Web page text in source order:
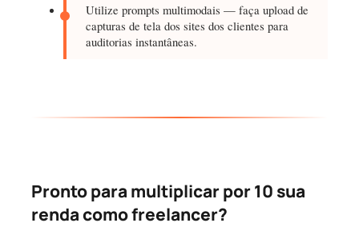
Utilize prompts multimodais — faça upload de
capturas de tela dos sites dos clientes para
auditorias instantâneas.
Pronto para multiplicar por 10 sua
renda como freelancer?